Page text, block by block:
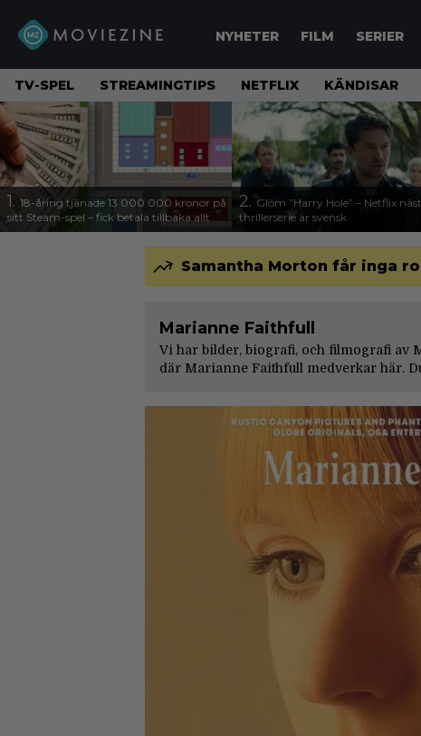
NYHETER FILM SERIER
TV-SPEL STREAMINGTIPS NETFLIX KÄNDISAR
1. 18-åring tjänade 13 000 000 kronor på
sitt Steam-spel – fick betala tillbaka allt
2. Glöm ”Harry Hole” – Netflix
thrillerserie är svensk
Samantha Morton får inga
Marianne Faithfull
Vi har bilder, biografi, och filmografi av
där Marianne Faithfull medverkar här.